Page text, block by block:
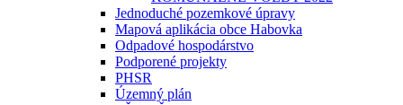
Jednoduché pozemkové úpravy
Mapová aplikácia obce Habovka
Odpadové hospodárstvo
Podporené projekty
PHSR
Územný plán